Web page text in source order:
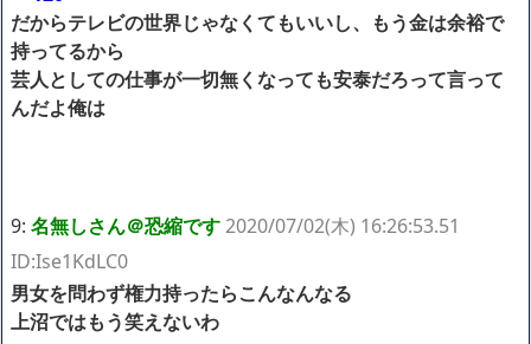
だからテレビの世界じゃなくてもいいし、もう金は余裕で
持ってるから
芸人としての仕事が一切無くなっても安泰だろって言って
んだよ俺は
9: 名無しさん＠恐縮です2020/07/02(木) 16:26:53.51
ID:Ise1KdLC0
男女を問わず権力持ったらこんなんなる
上沼ではもう笑えないわ